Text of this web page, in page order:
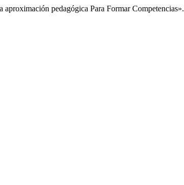
pedagógica Para Formar Competencias».